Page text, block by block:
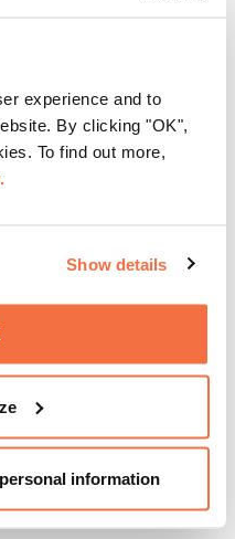
experience and to
By clicking "OK",
To find out more,
Show details
information
Ciencias Naturales de
y las entradas para las